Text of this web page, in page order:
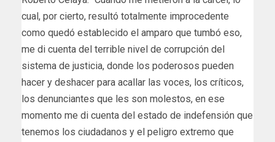
cual, por cierto, resultó totalmente improcedente
como quedó establecido el amparo que tumbó eso,
me di cuenta del terrible nivel de corrupción del
sistema de justicia, donde los poderosos pueden
hacer y deshacer para acallar las voces, los críticos,
los denunciantes que les son molestos, en ese
momento me di cuenta del estado de indefensión que
tenemos los ciudadanos y el peligro extremo que